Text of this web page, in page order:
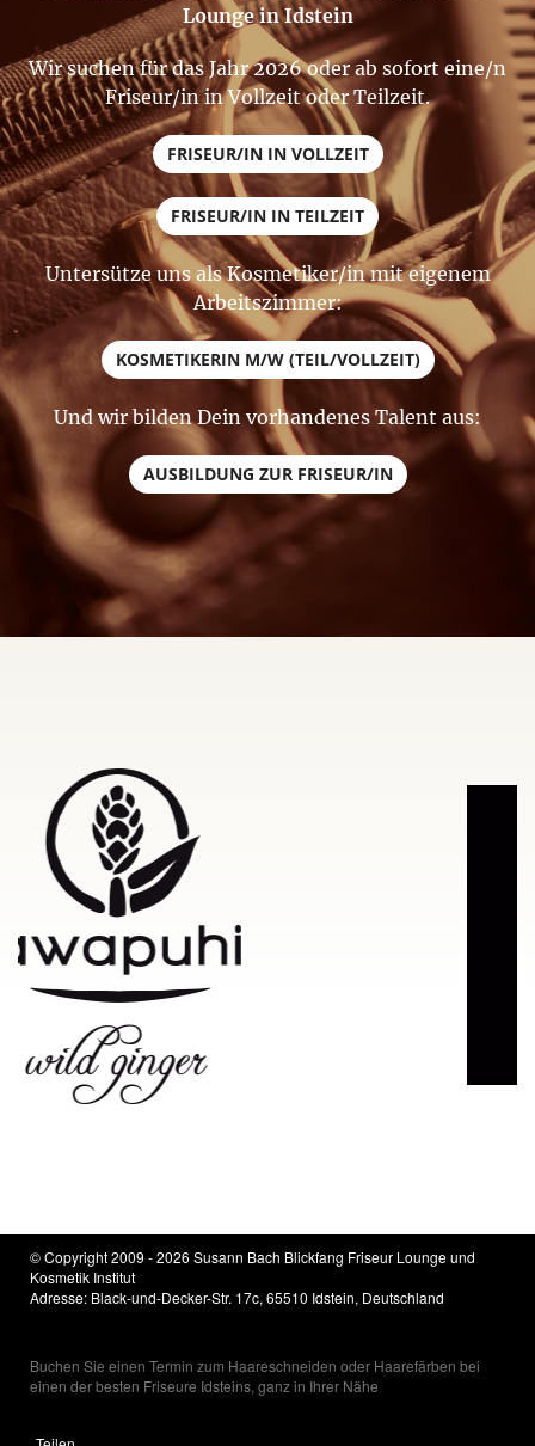
Lounge in Idstein
Wir suchen für das Jahr 2026 oder ab sofort eine/n
Friseur/in in Vollzeit oder Teilzeit.
FRISEUR/IN IN VOLLZEIT
FRISEUR/IN IN TEILZEIT
Untersütze uns als Kosmetiker/in mit eigenem
Arbeitszimmer:
KOSMETIKERIN M/W (TEIL/VOLLZEIT)
Und wir bilden Dein vorhandenes Talent aus:
AUSBILDUNG ZUR FRISEUR/IN
© Copyright 2009 - 2026 Susann Bach Blickfang Friseur Lounge und
Kosmetik Institut
Adresse: Black-und-Decker-Str. 17c, 65510 Idstein, Deutschland
Buchen Sie einen Termin zum Haareschneiden oder Haarefärben bei
einen der besten Friseure Idsteins, ganz in Ihrer Nähe